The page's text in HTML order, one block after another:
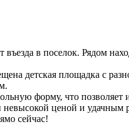
въезда в поселок. Рядом
детская площадка с
форму, что
невысокой ценой и удачным
сейчас!